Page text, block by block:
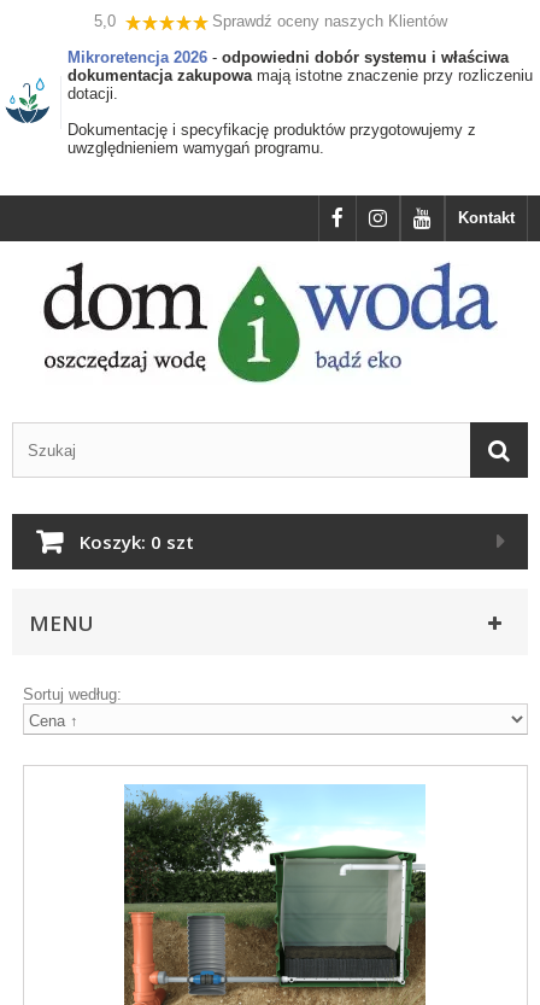
5,0
Sprawdź oceny naszych Klientów
Mikroretencja 2026 - odpowiedni dobór systemu i właściwa
dokumentacja zakupowamają istotne znaczenie przy rozliczeniu
dotacji.
Dokumentację i specyfikację produktów przygotowujemy z
uwzględnieniem wamygań programu.
Kontakt
Koszyk: 0 szt
MENU
Sortuj według: